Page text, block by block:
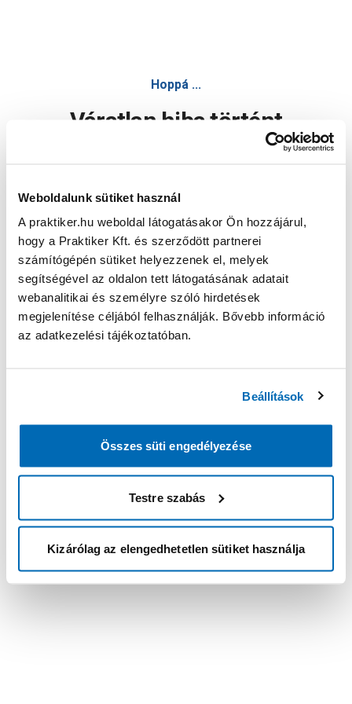
Weboldalunk sütiket használ
A praktiker.hu weboldal látogatásakor Ön hozzájárul,
hogy a Praktiker Kft. és szerződött partnerei
számítógépén sütiket helyezzenek el, melyek
segítségével az oldalon tett látogatásának adatait
webanalitikai és személyre szóló hirdetések
megjelenítése céljából felhasználják. Bővebb információ
az adatkezelési tájékoztatóban.
Beállítások
Összes süti engedélyezése
Testre szabás
Kizárólag az elengedhetetlen sütiket használja
Hoppá ...
Váratlan hiba történt
Oldal újratöltése